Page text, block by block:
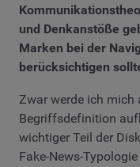
und Denkanstöße
Marken bei der
berücksichtigen
Zwar werde ich mich
Begriffsdefinition
wichtiger Teil der
Fake-News-